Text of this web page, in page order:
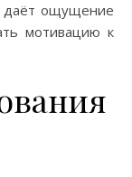
даёт ощущение
мотивацию к